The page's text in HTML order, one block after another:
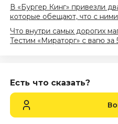
В «Бургер Кинг» привезли
которые обещают, что с
Что внутри самых дорогих
Тестим «Мираторг» с вагю за
Есть что сказать?